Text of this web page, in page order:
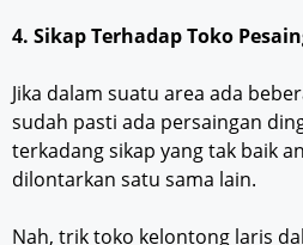
4. Sikap Terhadap Toko
Jika dalam suatu area ada
sudah pasti ada persaingan
terkadang sikap yang tak baik
dilontarkan satu sama lain.
Nah, trik toko kelontong laris